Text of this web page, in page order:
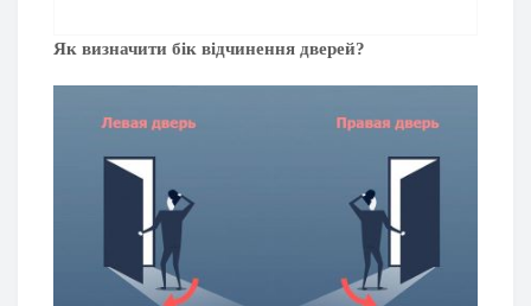
Як визначити бік відчинення дверей?